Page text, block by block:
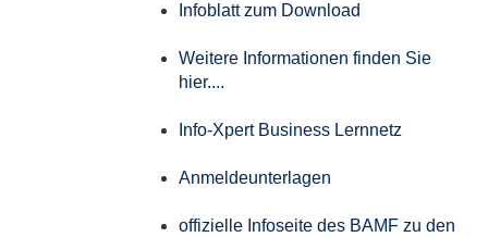
Infoblatt zum Download
Weitere Informationen finden Sie
hier....
Info-Xpert Business Lernnetz
Anmeldeunterlagen
offizielle Infoseite des BAMF zu den